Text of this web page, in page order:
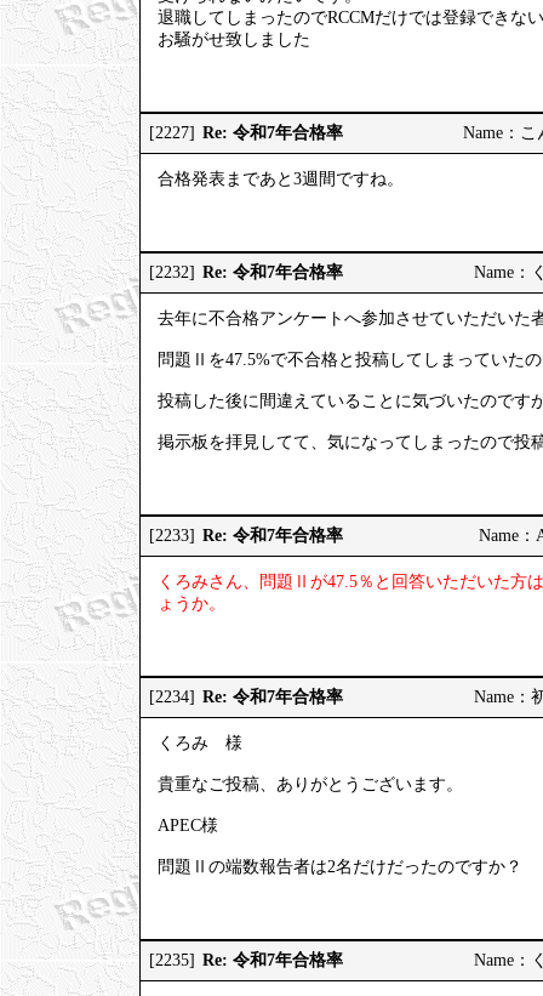
退職してしまったのでRCCMだけでは登録できな
お騒がせ致しました
[2227] Re: 令和7年合格率 Name：
合格発表まであと3週間ですね。
[2232] Re: 令和7年合格率 Name：
去年に不合格アンケートへ参加させていただいた
問題Ⅱを47.5%で不合格と投稿してしまっていた
投稿した後に間違えていることに気づいたのです
掲示板を拝見してて、気になってしまったので投
[2233] Re: 令和7年合格率 Name：
くろみさん、問題Ⅱが47.5％と回答いただいた方
ょうか。
[2234] Re: 令和7年合格率 Name：
くろみ 様
貴重なご投稿、ありがとうございます。
APEC様
問題Ⅱの端数報告者は2名だけだったのですか？
[2235] Re: 令和7年合格率 Name：